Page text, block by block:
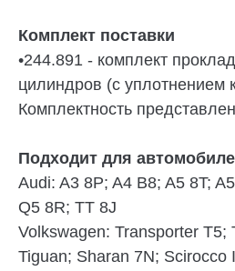
Комплект поставки
•244.891 - комплект
цилиндров (с уплотнением
Комплектность
Подходит для
Audi: A3 8P; A4 B8; A5 8T;
Q5 8R; TT 8J
Volkswagen: Transporter T5;
Tiguan; Sharan 7N; Scirocco